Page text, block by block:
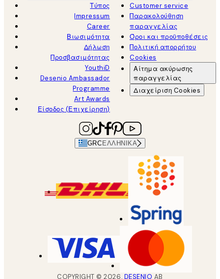
Τύπος
Impressum
Career
Βιωσιμότητα
Δήλωση
Προσβασιμότητας
YouthiD
Desenio Ambassador
Programme
Art Awards
Είσοδος (Επιχείρηση)
Customer service
Παρακολούθηση
παραγγελίας
Όροι και προϋποθέσεις
Πολιτική απορρήτου
Cookies
Αίτημα ακύρωσης
παραγγελίας
Διαχείριση Cookies
GRC ΕΛΛΗΝΙΚΆ
COPYRIGHT ©2026, DESENIO AB